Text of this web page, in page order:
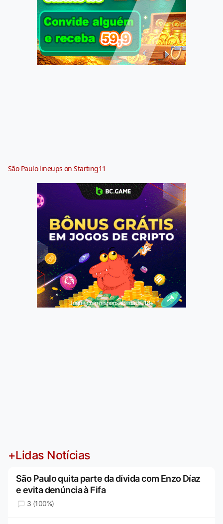
São Paulo lineups on Starting11
Jogue com responsabilidade. 18+
+Lidas Notícias
São Paulo quita parte da dívida com Enzo Díaz
e evita denúncia à Fifa
3 (100%)